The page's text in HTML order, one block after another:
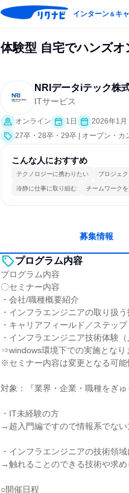
インターン＆キ
体験型 自宅でハンズ
NRIデータiテック株
ITサービス
オンライン 1日
2026年1月
27卒・28卒・29卒 | オープン・カ
こんな人におすすめ
テクノロジーに携わりたい プロジェ
冷静に仕事に取り組む チームワークを
募集情報
プログラム内容
プログラム内容
〇セミナー内容
・会社/職種概要紹介
・インフラエンジニアの取り扱う
・キャリアフィールド／ステップ
・インフラエンジニア技術体験（
⇒windows環境下での実施となり
※セミナー内容は変更となる可能
対象：『業界・企業・職種をぎ
・IT未経験の方
→超入門編ですので情報系でない
・インフラエンジニアの技術領
→触れることのできる技術や求め
○開催日程